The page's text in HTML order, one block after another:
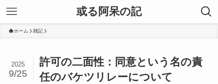
或る阿呆の記
ホーム 雑記
許可の二面性：同意という名の責
任のバケツリレーについて
2025
9/25